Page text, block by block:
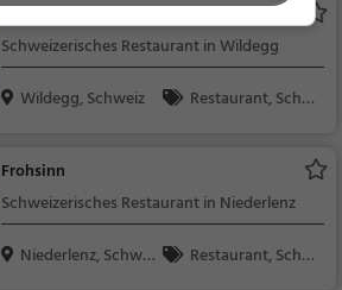
Gasthaus Rössli
Schweizerisches Restaurant in Wildegg
Wildegg, Schweiz
Restaurant, Schw
Frohsinn
Schweizerisches Restaurant in Niederlenz
Niederlenz, Schwei
Restaurant, Schw